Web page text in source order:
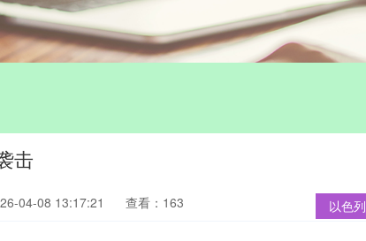
击
以色列
04-08 13:17:21 查看：163